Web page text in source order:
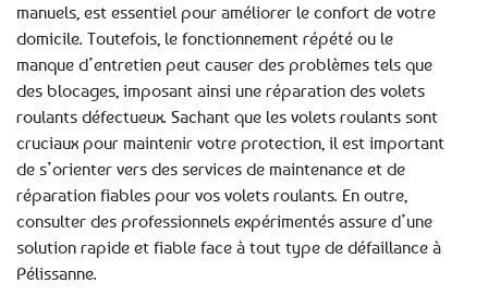
manuels, est essentiel pour améliorer le confort de votre
domicile. Toutefois, le fonctionnement répété ou le
manque d’entretien peut causer des problèmes tels que
des blocages, imposant ainsi une réparation des volets
roulants défectueux. Sachant que les volets roulants sont
cruciaux pour maintenir votre protection, il est important
de s’orienter vers des services de maintenance et de
réparation fiables pour vos volets roulants. En outre,
consulter des professionnels expérimentés assure d’une
solution rapide et fiable face à tout type de défaillance à
Pélissanne.